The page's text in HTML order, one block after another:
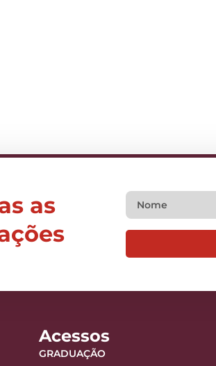
as
Acessos
GRADUAÇÃO